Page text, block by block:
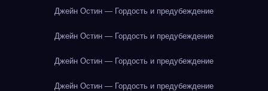
Джейн Остин — Гордость и предубеждение
Джейн Остин — Гордость и предубеждение
Джейн Остин — Гордость и предубеждение
Джейн Остин — Гордость и предубеждение